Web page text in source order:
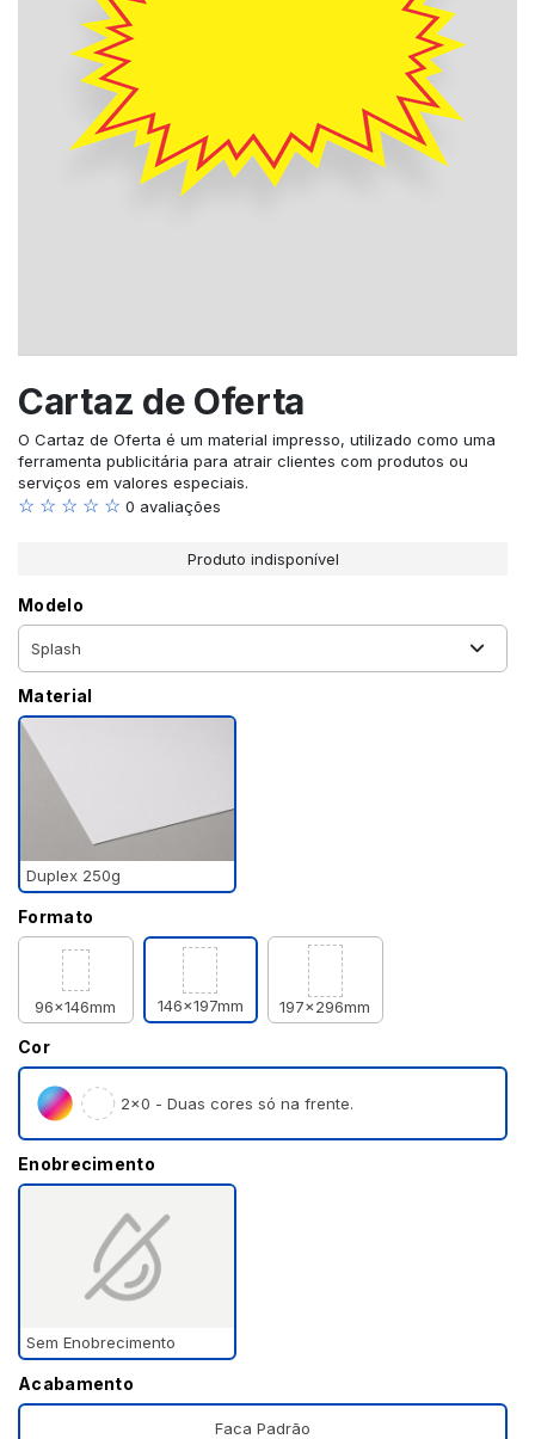
Cartaz de Oferta
O Cartaz de Oferta é um material impresso, utilizado como uma
ferramenta publicitária para atrair clientes com produtos ou
serviços em valores especiais.
☆ ☆ ☆ ☆ ☆ 0 avaliações
Produto indisponível
Modelo
Material
Duplex 250g
Formato
96x146mm 146x197mm 197x296mm
Cor
2×0 - Duas cores só na frente.
Enobrecimento
Sem Enobrecimento
Acabamento
Faca Padrão